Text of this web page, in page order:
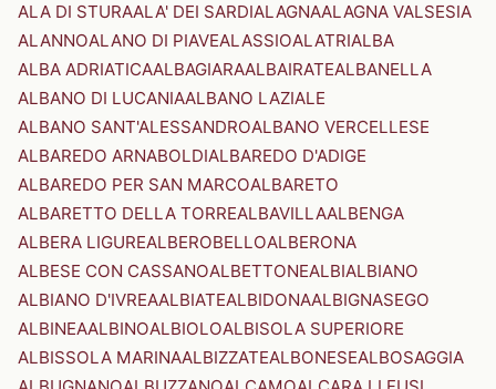
ALA DI STURAALA' DEI SARDIALAGNAALAGNA VALSESIA
ALANNOALANO DI PIAVEALASSIOALATRIALBA
ALBA ADRIATICAALBAGIARAALBAIRATEALBANELLA
ALBANO DI LUCANIAALBANO LAZIALE
ALBANO SANT'ALESSANDROALBANO VERCELLESE
ALBAREDO ARNABOLDIALBAREDO D'ADIGE
ALBAREDO PER SAN MARCOALBARETO
ALBARETTO DELLA TORREALBAVILLAALBENGA
ALBERA LIGUREALBEROBELLOALBERONA
ALBESE CON CASSANOALBETTONEALBIALBIANO
ALBIANO D'IVREAALBIATEALBIDONAALBIGNASEGO
ALBINEAALBINOALBIOLOALBISOLA SUPERIORE
ALBISSOLA MARINAALBIZZATEALBONESEALBOSAGGIA